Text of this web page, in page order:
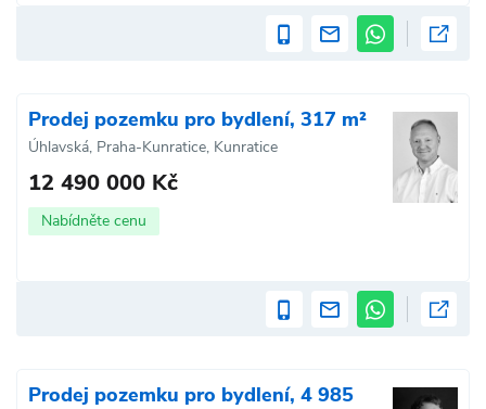
Prodej pozemku pro bydlení, 317 m²
Úhlavská, Praha-Kunratice, Kunratice
12 490 000 Kč
Nabídněte cenu
Prodej pozemku pro bydlení, 4 985